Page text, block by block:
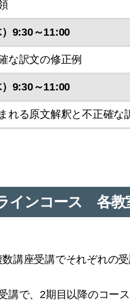
9:30～11:00
な訳文の修正例
9:30～11:00
れる原文解釈と不正確な
インコース 各教
講座受講でそれぞれの
講で、2期目以降のコー